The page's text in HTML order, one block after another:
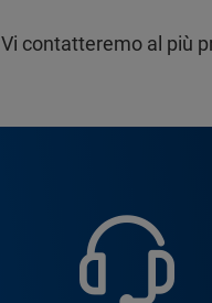
Vi contatteremo al più